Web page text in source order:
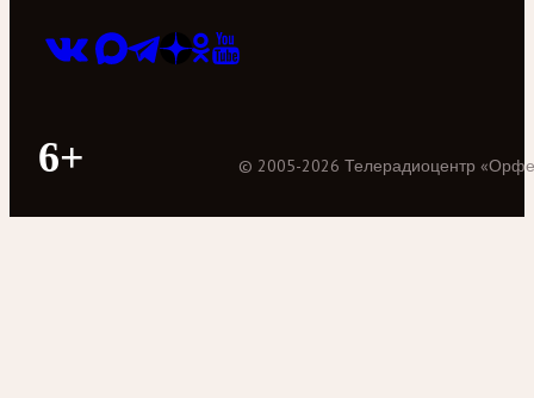
6+ © 2005-2026 Телерадиоцентр